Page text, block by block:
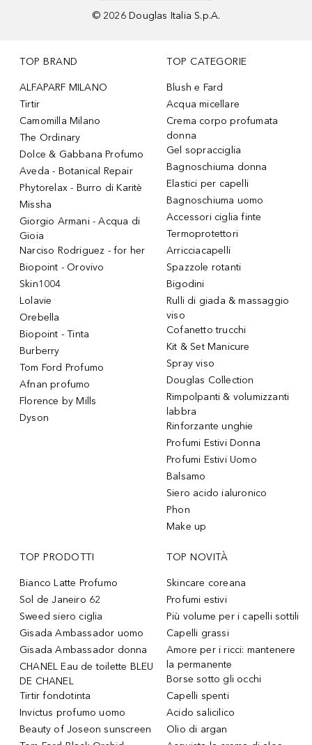
© 2026 Douglas Italia S.p.A.
TOP BRAND
ALFAPARF MILANO
Tirtir
Camomilla Milano
The Ordinary
Dolce & Gabbana Profumo
Aveda - Botanical Repair
Phytorelax - Burro di Karitè
Missha
Giorgio Armani - Acqua di
Gioia
Narciso Rodriguez - for her
Biopoint - Orovivo
Skin1004
Lolavie
Orebella
Biopoint - Tinta
Burberry
Tom Ford Profumo
Afnan profumo
Florence by Mills
Dyson
TOP CATEGORIE
Blush e Fard
Acqua micellare
Crema corpo profumata
donna
Gel sopracciglia
Bagnoschiuma donna
Elastici per capelli
Bagnoschiuma uomo
Accessori ciglia finte
Termoprotettori
Arricciacapelli
Spazzole rotanti
Bigodini
Rulli di giada & massaggio
viso
Cofanetto trucchi
Kit & Set Manicure
Spray viso
Douglas Collection
Rimpolpanti & volumizzanti
labbra
Rinforzante unghie
Profumi Estivi Donna
Profumi Estivi Uomo
Balsamo
Siero acido ialuronico
Phon
Make up
TOP PRODOTTI
Bianco Latte Profumo
Sol de Janeiro 62
Sweed siero ciglia
Gisada Ambassador uomo
Gisada Ambassador donna
CHANEL Eau de toilette BLEU
DE CHANEL
Tirtir fondotinta
Invictus profumo uomo
Beauty of Joseon sunscreen
TOP NOVITÀ
Skincare coreana
Profumi estivi
Più volume per i capelli sottili
Capelli grassi
Amore per i ricci: mantenere
la permanente
Borse sotto gli occhi
Capelli spenti
Acido salicilico
Olio di argan